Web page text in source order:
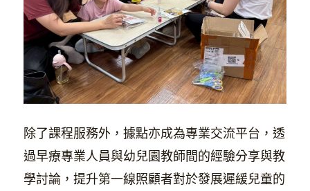
除了課程服務外，據點亦成為專業交流平台，透
過早療專業人員與幼兒園教師間的經驗分享與教
學討論，提升第一線照顧者對於發展遲緩兒童的